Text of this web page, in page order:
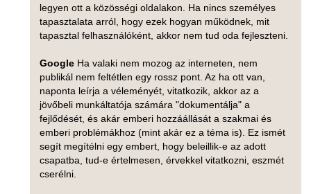
legyen ott a közösségi oldalakon. Ha nincs személyes
tapasztalata arról, hogy ezek hogyan működnek, mit
tapasztal felhasználóként, akkor nem tud oda fejleszteni.
Google Ha valaki nem mozog az interneten, nem
publikál nem feltétlen egy rossz pont. Az ha ott van,
naponta leírja a véleményét, vitatkozik, akkor az a
jövőbeli munkáltatója számára "dokumentálja" a
fejlődését, és akár emberi hozzáállását a szakmai és
emberi problémákhoz (mint akár ez a téma is). Ez ismét
segít megítélni egy embert, hogy beleillik-e az adott
csapatba, tud-e értelmesen, érvekkel vitatkozni, eszmét
cserélni.